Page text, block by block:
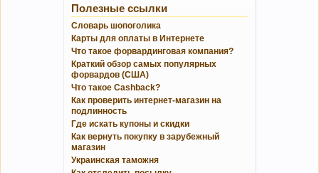
Полезные ссылки
Словарь шопоголика
Карты для оплаты в Интернете
Что такое форвардинговая компания?
Краткий обзор самых популярных
форвардов (США)
Что такое Cashback?
Как проверить интернет-магазин на
подлинность
Где искать купоны и скидки
Как вернуть покупку в зарубежный
магазин
Украинская таможня